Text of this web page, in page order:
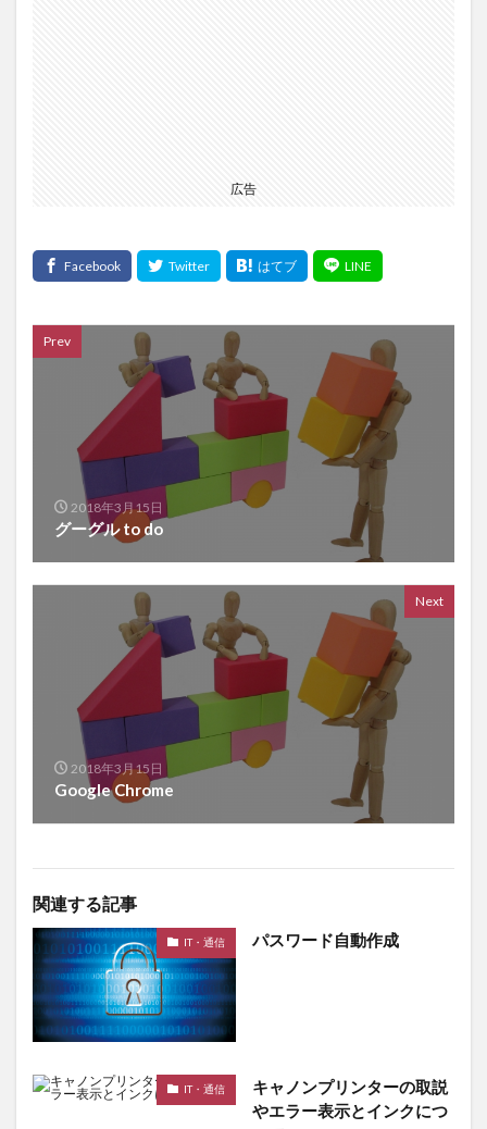
広告
Prev
2018年3月15日
グーグル to do
Next
2018年3月15日
Google Chrome
関連する記事
IT・通信 パスワード自動作成
IT・通信
キャノンプリンターの取説
やエラー表示とインクにつ